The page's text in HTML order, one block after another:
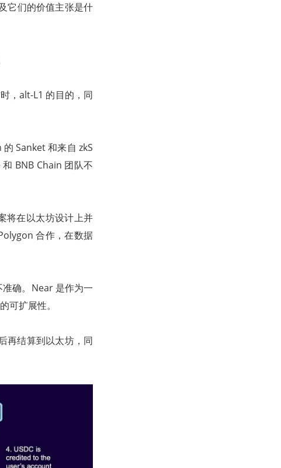
它们的价值主张是什
，alt-L1 的目的，同
Sanket 和来自 zkS
BNB Chain 团队不
将在以太坊设计上并
合作，在数据
确。Near 是作为一
可扩展性。
再结算到以太坊，同